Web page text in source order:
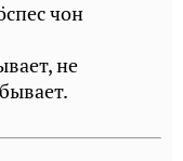
чон
не